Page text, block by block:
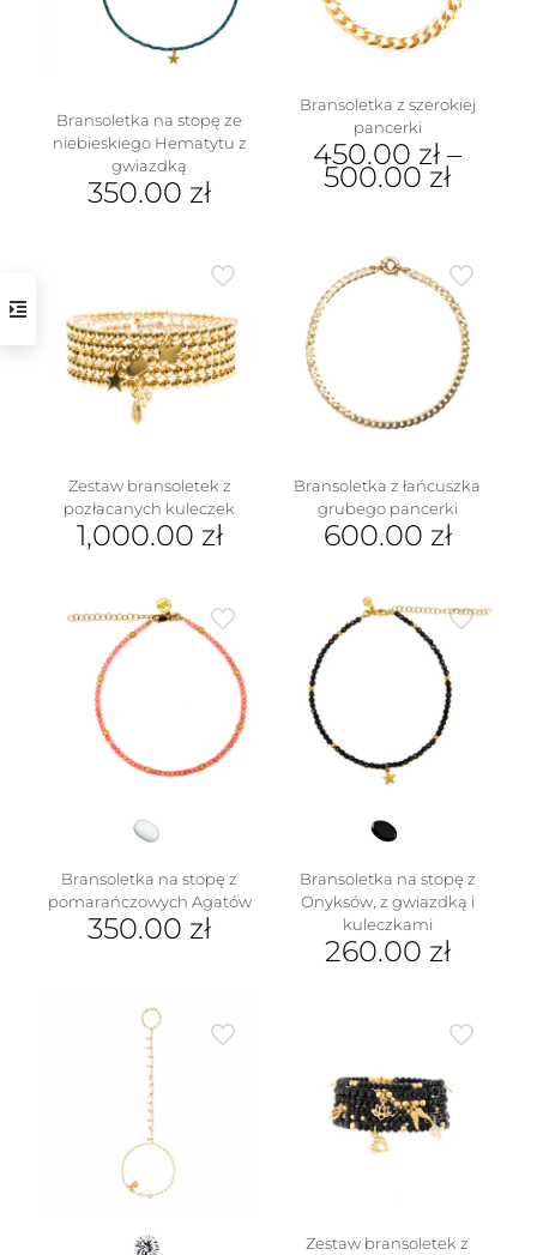
Bransoletka na stopę ze
niebieskiego Hematytu z
gwiazdką
350.00 zł
Bransoletka z szerokiej
pancerki
450.00 zł –
500.00 zł
ma
wiele
wariantów.
stronie
produktu
Zestaw bransoletek z
pozłacanych kuleczek
1,000.00 zł
Bransoletka z łańcuszka
grubego pancerki
600.00 zł
Bransoletka na stopę z
pomarańczowych Agatów
350.00 zł
Bransoletka na stopę z
Onyksów, z gwiazdką i
kuleczkami
260.00 zł
Zestaw bransoletek z